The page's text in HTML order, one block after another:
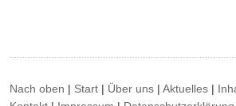
Nach oben | Start | Über uns |Aktuelles |